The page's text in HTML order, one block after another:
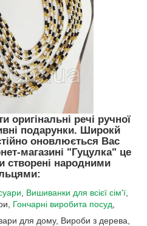
оригінальні речі ручної
подарунки. Широкй
оновлюється Вас
магазині "Гуцулка" це
створені народними
Вишиванки для всієї сім'ї,
Гончарні виробита посуд
для дому, Вироби з дерева,